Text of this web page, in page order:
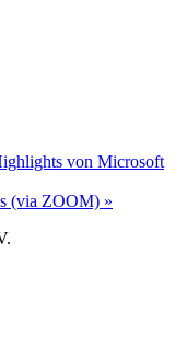
von Microsoft
(via ZOOM) »